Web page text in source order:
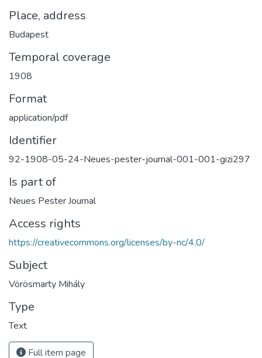
Place, address
Budapest
Temporal coverage
1908
Format
application/pdf
Identifier
92-1908-05-24-Neues-pester-journal-001-001-gizi297
Is part of
Neues Pester Journal
Access rights
https://creativecommons.org/licenses/by-nc/4.0/
Subject
Vörösmarty Mihály
Type
Text
Full item page